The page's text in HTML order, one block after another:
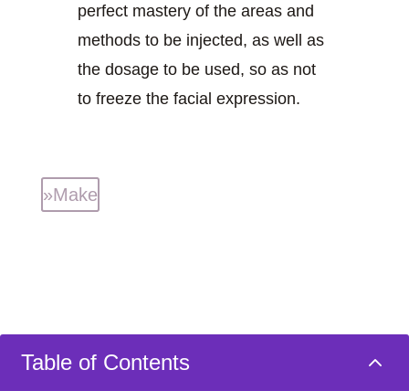
perfect mastery of the areas and
methods to be injected, as well as
the dosage to be used, so as not
to freeze the facial expression.
»Make
Table of Contents 2